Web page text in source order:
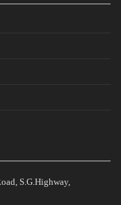
S.G.Highway,